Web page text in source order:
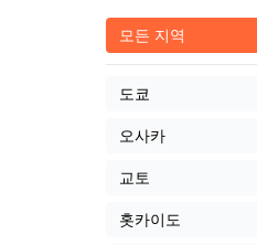
모든 지역
도쿄
오사카
교토
홋카이도